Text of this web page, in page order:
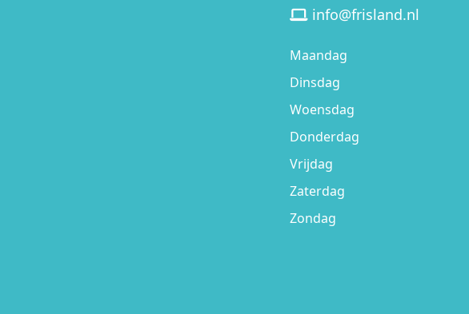
info@frisland.nl
Maandag
Dinsdag
Woensdag
Donderdag
Vrijdag
Zaterdag
Zondag